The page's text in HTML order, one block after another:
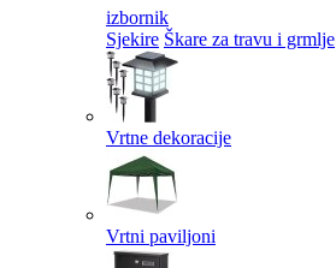
izbornik
Sjekire Škare za travu i grmlje
Vrtne dekoracije
Vrtni paviljoni